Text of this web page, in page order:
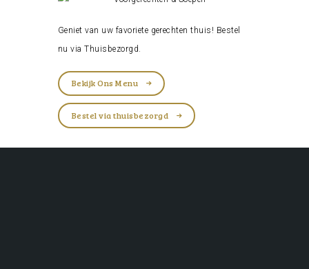
Geniet van uw favoriete gerechten thuis! Bestel
nu viaThuisbezorgd
Bekijk Ons Menu
Bestel via thuisbezorgd